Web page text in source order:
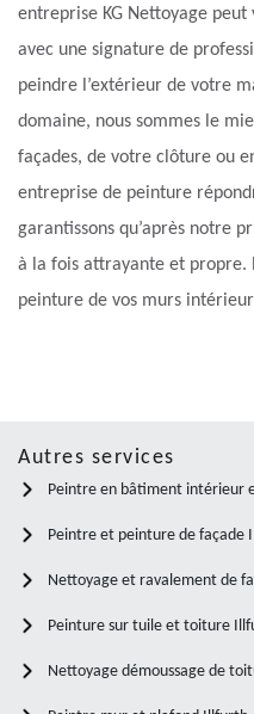
entreprise KG Nettoyage
avec une signature de
peindre l’extérieur de votre
domaine, nous sommes le
façades, de votre clôture ou
entreprise de peinture
garantissons qu’après notre
à la fois attrayante et propre.
peinture de vos murs
Autres services
Peintre en bâtiment intérieur
Peintre et peinture de façade
Nettoyage et ravalement de
Peinture sur tuile et toiture
Nettoyage démoussage de